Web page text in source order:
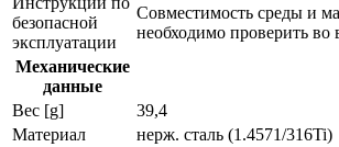
безопасной
эксплуатации
Совместимость среды и
необходимо проверить во
Механические
данные
Вес [g]
39,4
Материал
нерж. сталь (1.4571/316Ti)